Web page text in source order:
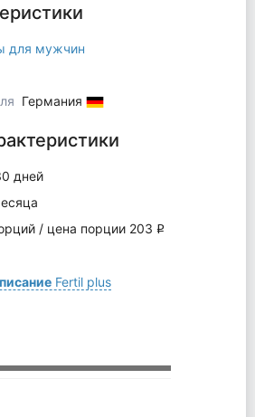
для мужчин
Германия
дней
/ цена порции 203 q
Fertil plus